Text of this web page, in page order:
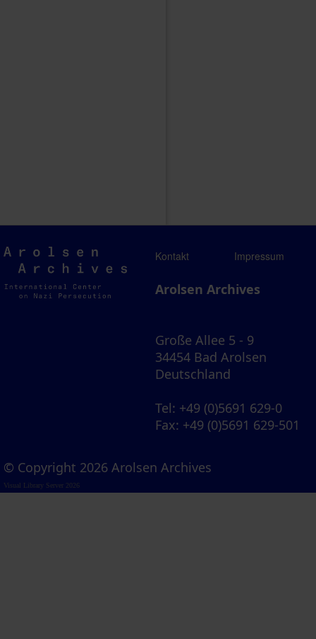
Arolsen
Archives
Kontakt Impressum
Arolsen Archives
Große Allee 5 - 9
34454 Bad Arolsen
Deutschland
Tel: +49 (0)5691 629-0
Fax: +49 (0)5691 629-501
© Copyright 2026 Arolsen Archives
Visual Library Server 2026